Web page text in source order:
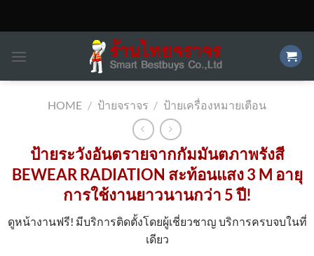
HOME / ป้ายจราจร / ป้ายเครื่องหมายเตือน
ป้ายระวังอันตรายจากกัมมันตภาพรังสี
BEWEAR RADIATION สะท้อนแสง 3 M อายุ
การใช้งานยาวนานกว่า 5 ปี!
ดูหน้างานฟรี! มีบริการติดตั้งโดยผู้เชี่ยวชาญ บริการครบจบในที่
เดียว